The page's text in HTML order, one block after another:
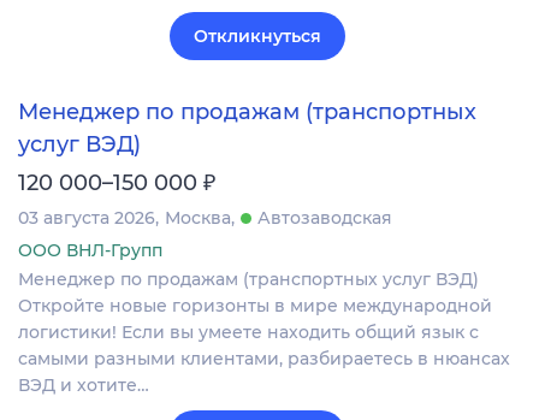
Откликнуться
Менеджер по продажам (транспортных
услуг ВЭД)
120 000–150 000 ₽
03 августа 2026 Москва
Автозаводская
ООО ВНЛ-Групп
Менеджер по продажам (транспортных услуг ВЭД)
Откройте новые горизонты в мире международной
логистики! Если вы умеете находить общий язык с
самыми разными клиентами, разбираетесь в нюансах
ВЭД и хотите…